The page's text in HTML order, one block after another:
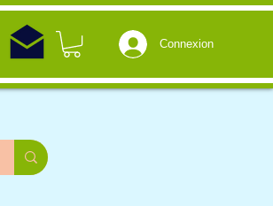
Connexion